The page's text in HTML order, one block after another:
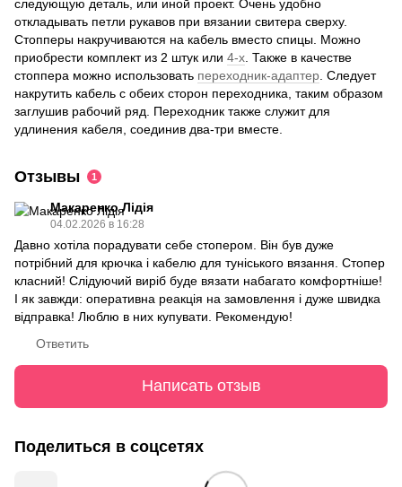
следующую деталь, или иной проект. Очень удобно
откладывать петли рукавов при вязании свитера сверху.
Стопперы накручиваются на кабель вместо спицы. Можно
приобрести комплект из 2 штук или 4-х . Также в качестве
стоппера можно использовать переходник-адаптер . Следует
накрутить кабель с обеих сторон переходника, таким образом
заглушив рабочий ряд. Переходник также служит для
удлинения кабеля, соединив два-три вместе.
Отзывы 1
Макаренко Лідія
04.02.2026 в 16:28
Давно хотіла порадувати себе стопером. Він був дуже
потрібний для крючка і кабелю для туніського вязання. Стопер
класний! Слідуючий виріб буде вязати набагато комфортніше!
І як завжди: оперативна реакція на замовлення і дуже швидка
відправка! Люблю в них купувати. Рекомендую!
Ответить
Написать отзыв
Поделиться в соцсетях